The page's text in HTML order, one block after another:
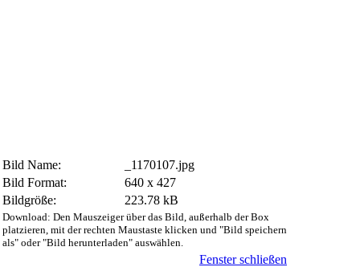
Bild Name:
_1170107.jpg
Bild Format:
640 x 427
Bildgröße:
223.78 kB
Download: Den Mauszeiger über das Bild, außerhalb der Box
platzieren, mit der rechten Maustaste klicken und "Bild speichern
als" oder "Bild herunterladen" auswählen.
Fenster schließen